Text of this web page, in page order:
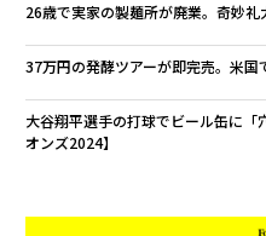
26歳で実家の製麺所が廃業。奇妙
37万円の発酵ツアーが即完売。米
大谷翔平選手の打球でビール缶に
オンズ2024】